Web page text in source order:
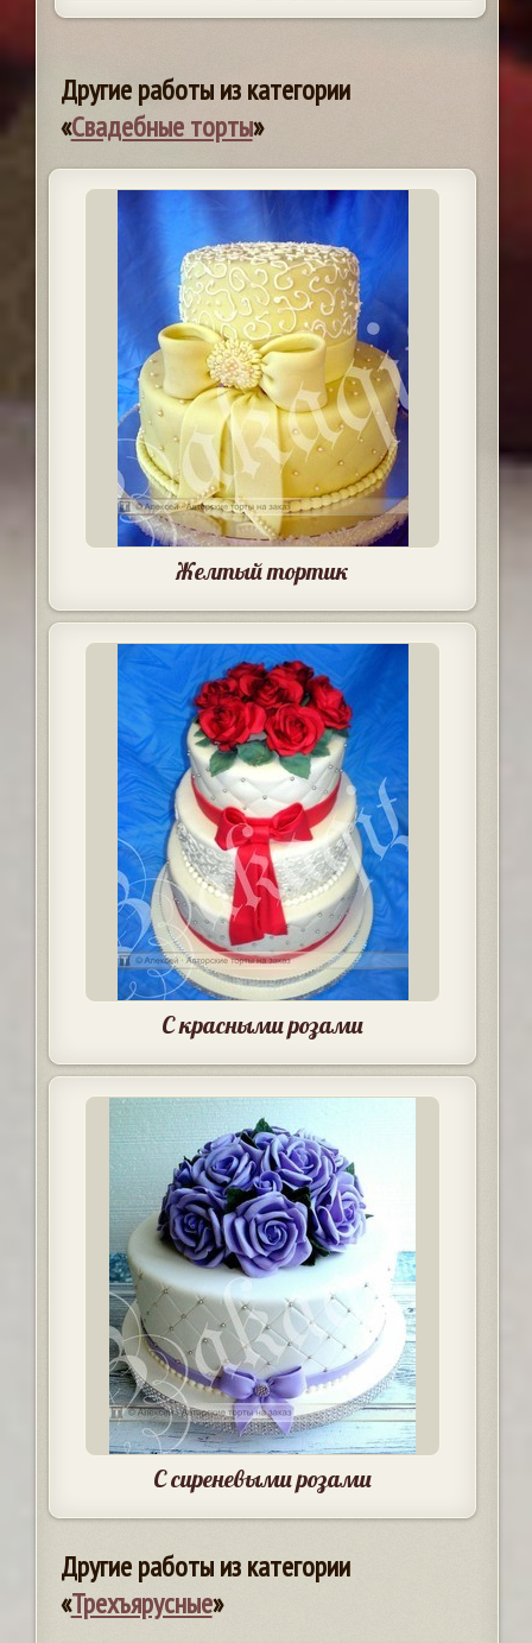
Другие работы из категории
«Свадебные торты»
Желтый тортик
С красными розами
С сиреневыми розами
Другие работы из категории
«Трехъярусные»